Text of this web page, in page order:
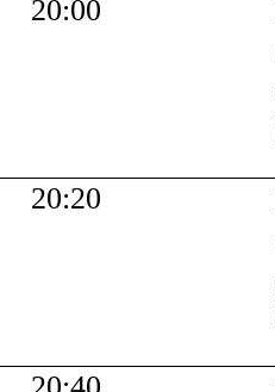
20:00
20:20